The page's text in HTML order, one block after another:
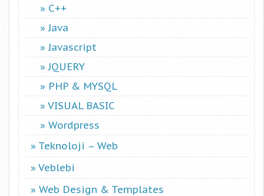
C++
Java
Javascript
JQUERY
PHP & MYSQL
VISUAL BASIC
Wordpress
Teknoloji – Web
Veblebi
Web Design & Templates